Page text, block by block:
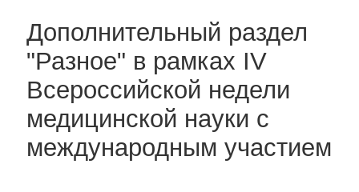
Дополнительный раздел
"Разное" в рамках IV
Всероссийской недели
медицинской науки с
международным участием